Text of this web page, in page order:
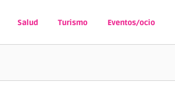
Salud Turismo Eventos/ocio